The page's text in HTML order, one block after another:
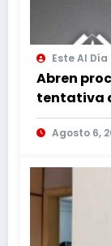
Este Al Día
Abren
tentativa
Agosto 6,